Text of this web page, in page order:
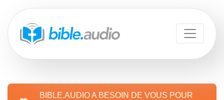
BIBLE.AUDIO A BESOIN DE VOUS POUR